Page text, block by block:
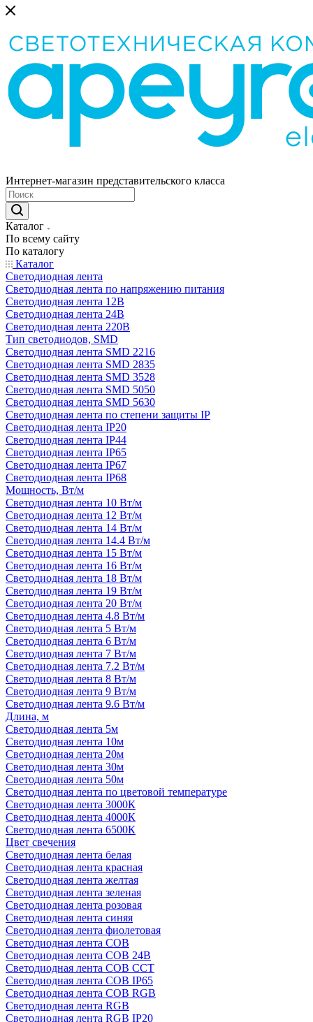
Интернет-магазин представительского класса
Каталог
По всему сайту
По каталогу
Каталог
Светодиодная лента
Светодиодная лента по напряжению питания
Светодиодная лента 12В
Светодиодная лента 24В
Светодиодная лента 220В
Тип светодиодов, SMD
Cветодиодная лента SMD 2216
Светодиодная лента SMD 2835
Светодиодная лента SMD 3528
Светодиодная лента SMD 5050
Светодиодная лента SMD 5630
Светодиодная лента по степени защиты IP
Светодиодная лента IP20
Светодиодная лента IP44
Светодиодная лента IP65
Светодиодная лента IP67
Светодиодная лента IP68
Мощность, Вт/м
Светодиодная лента 10 Вт/м
Светодиодная лента 12 Вт/м
Светодиодная лента 14 Вт/м
Светодиодная лента 14.4 Вт/м
Светодиодная лента 15 Вт/м
Светодиодная лента 16 Вт/м
Светодиодная лента 18 Вт/м
Светодиодная лента 19 Вт/м
Светодиодная лента 20 Вт/м
Светодиодная лента 4.8 Вт/м
Светодиодная лента 5 Вт/м
Светодиодная лента 6 Вт/м
Светодиодная лента 7 Вт/м
Светодиодная лента 7.2 Вт/м
Светодиодная лента 8 Вт/м
Светодиодная лента 9 Вт/м
Светодиодная лента 9.6 Вт/м
Длина, м
Светодиодная лента 5м
Светодиодная лента 10м
Светодиодная лента 20м
Светодиодная лента 30м
Светодиодная лента 50м
Светодиодная лента по цветовой температуре
Светодиодная лента 3000К
Светодиодная лента 4000К
Светодиодная лента 6500К
Цвет свечения
Светодиодная лента белая
Светодиодная лента красная
Светодиодная лента желтая
Светодиодная лента зеленая
Светодиодная лента розовая
Светодиодная лента синяя
Светодиодная лента фиолетовая
Светодиодная лента COB
Светодиодная лента COB 24В
Светодиодная лента COB CCT
Светодиодная лента COB IP65
Светодиодная лента COB RGB
Светодиодная лента RGB
Светодиодная лента RGB IP20